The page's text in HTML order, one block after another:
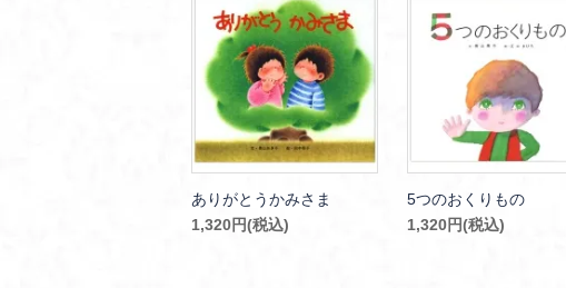
ありがとうかみさま
1,320円(税込)
5つのおくりもの
1,320円(税込)